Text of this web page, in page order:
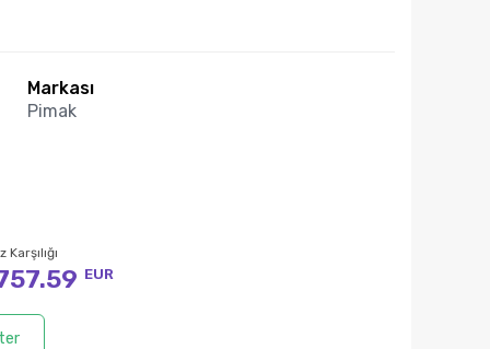
Markası
Pimak
Karşılığı
EUR